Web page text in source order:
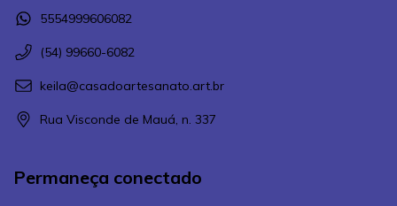
5554999606082
(54) 99660-6082
keila@casadoartesanato.art.br
Rua Visconde de Mauá, n. 337
Permaneça conectado